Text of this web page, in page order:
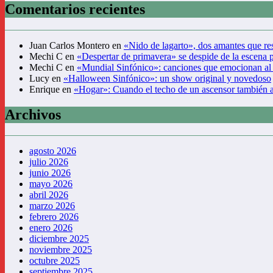
Comentarios recientes
Juan Carlos Montero en «Nido de lagarto», dos amantes que
Mechi C en «Despertar de primavera» se despide de la escena
Mechi C en «Mundial Sinfónico»: canciones que emocionan al
Lucy en «Halloween Sinfónico»: un show original y novedoso
Enrique en «Hogar»: Cuando el techo de un ascensor también
Archivos
agosto 2026
julio 2026
junio 2026
mayo 2026
abril 2026
marzo 2026
febrero 2026
enero 2026
diciembre 2025
noviembre 2025
octubre 2025